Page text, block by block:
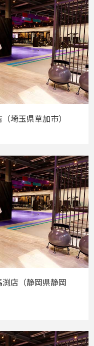
埼玉県草加市）
渕店（静岡県静岡